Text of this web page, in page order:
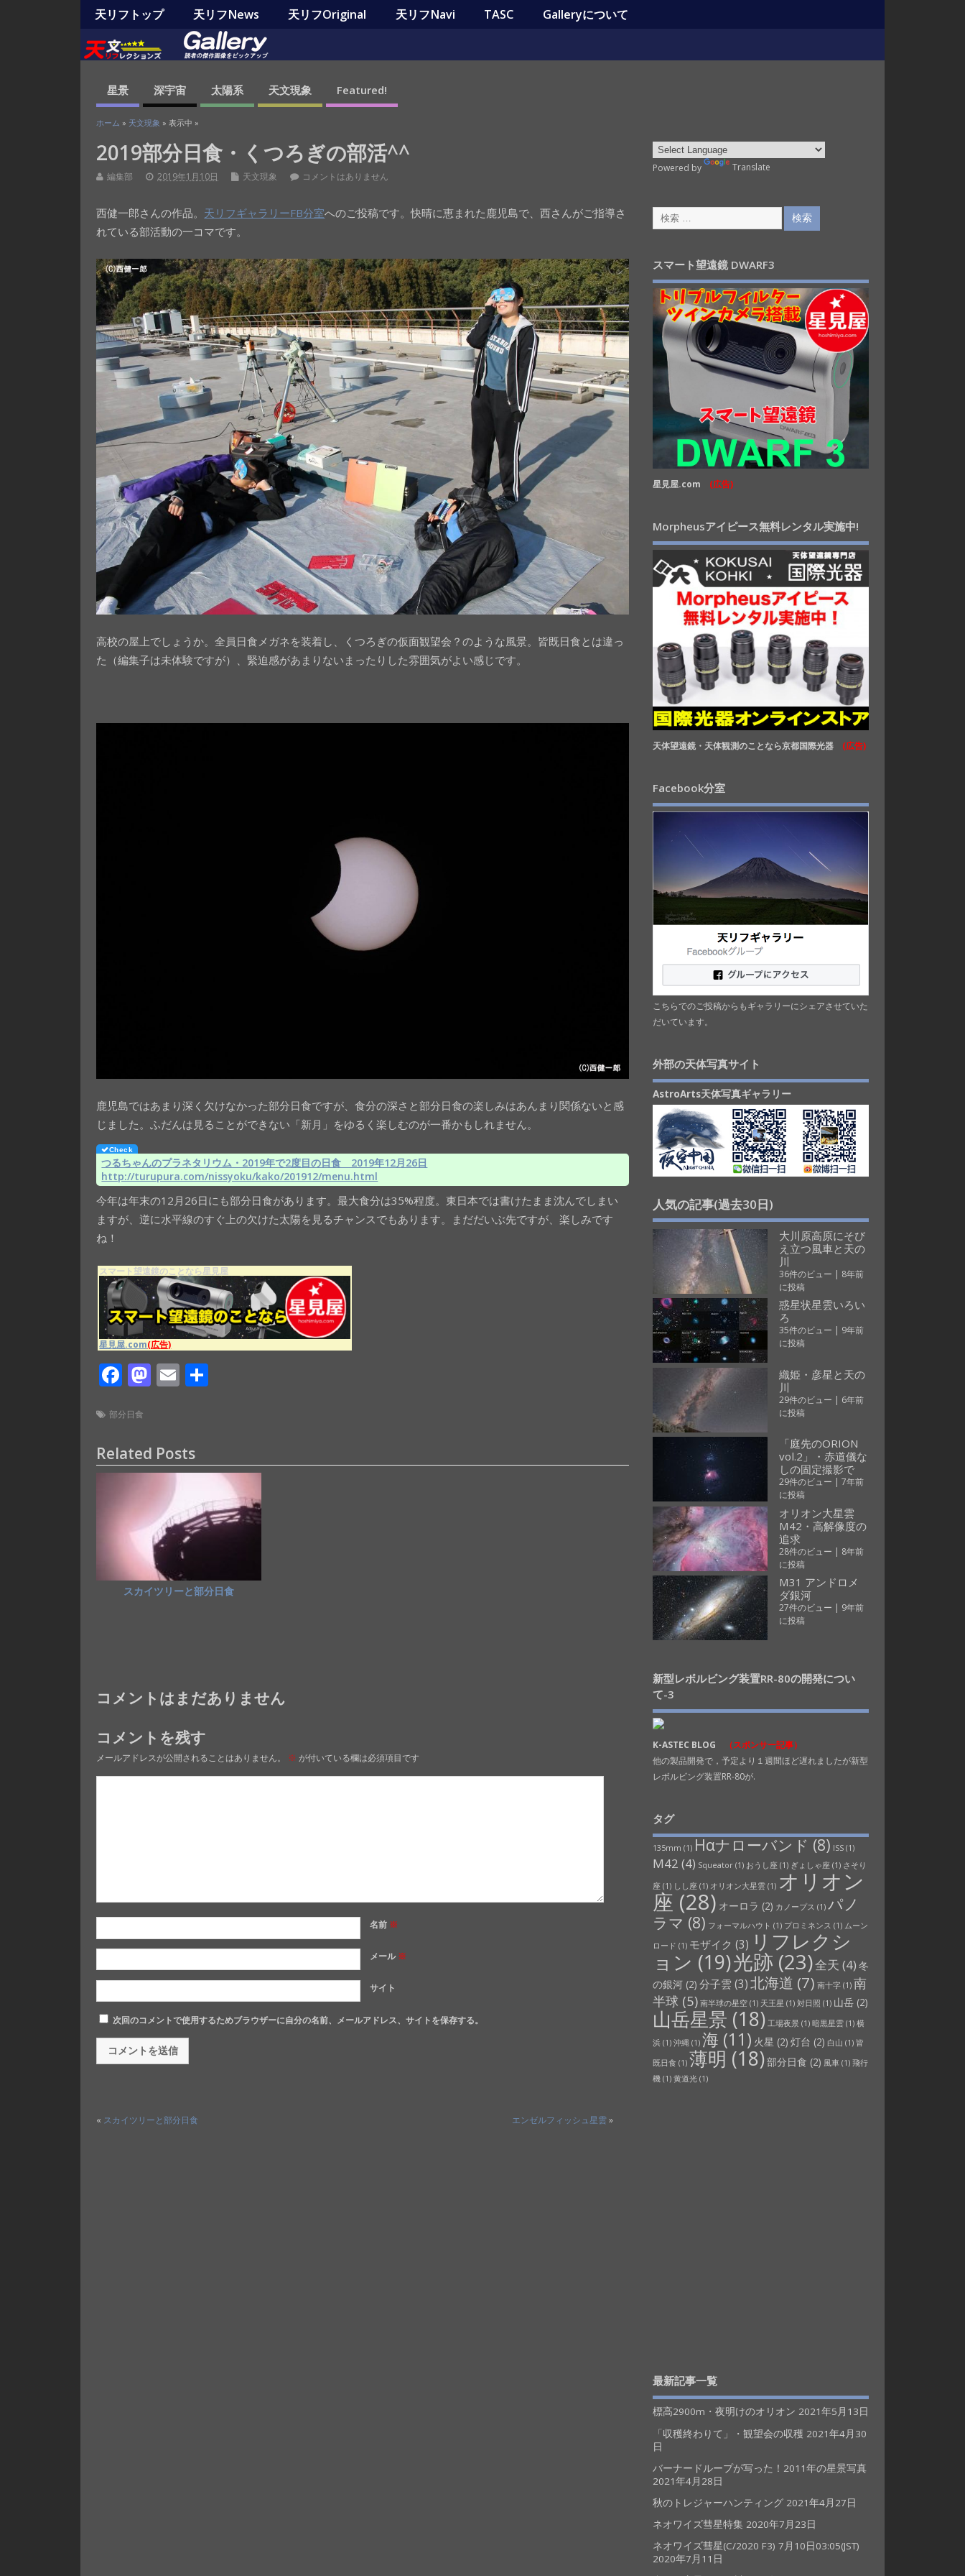
天リフトップ 天リフNews 天リフOriginal 天リフNavi TASC Galleryについて
星景 深宇宙 太陽系 天文現象 Featured!
ホーム » 天文現象 » 表示中 »
2019部分日食・くつろぎの部活^^
編集部 2019年1月10日 天文現象 コメントはありません
西健一郎さんの作品。 天リフギャラリーFB分室へのご投稿です。快晴に恵まれた鹿児島で、西さんがご指導さ
れている部活動の一コマです。
高校の屋上でしょうか。全員日食メガネを装着し、くつろぎの仮面観望会？のような風景。皆既日食とは違っ
た（編集子は未体験ですが）、緊迫感があまりないまったりした雰囲気がよい感じです。
鹿児島ではあまり深く欠けなかった部分日食ですが、食分の深さと部分日食の楽しみはあんまり関係ないと感
じました。ふだんは見ることができない「新月」をゆるく楽しむのが一番かもしれません。
つるちゃんのプラネタリウム・2019年で2度目の日食 2019年12月26日
http://turupura.com/nissyoku/kako/201912/menu.html
今年は年末の12月26日にも部分日食があります。最大食分は35%程度。東日本では書けたまま沈んでしまい
ますが、逆に水平線のすぐ上の欠けた太陽を見るチャンスでもあります。まだだいぶ先ですが、楽しみです
ね！
スマート望遠鏡のことなら星見屋
星見屋.com(広告)
F
e
b
o
o
k
M
d
o
E
l
部分日食
Related Posts
スカイツリーと部分日食
コメントはまだありません
コメントを残す
メールアドレスが公開されることはありません。 ※ が付いている欄は必須項目です
名前 ※
メール※
サイト
次回のコメントで使用するためブラウザーに自分の名前、メールアドレス、サイトを保存する。
« スカイツリーと部分日食 エンゼルフィッシュ星雲»
Powered by Translate
スマート望遠鏡 DWARF3
星見屋.com (広告)
Morpheusアイピース無料レンタル実施中!
天体望遠鏡・天体観測のことなら京都国際光器 (広告)
Facebook分室
こちらでのご投稿からもギャラリーにシェアさせていた
だいています。
外部の天体写真サイト
AstroArts天体写真ギャラリー
人気の記事(過去30日)
大川原高原にそび
え立つ風車と天の
川
36件のビュー | 8年前
に投稿
惑星状星雲いろい
ろ
35件のビュー | 9年前
に投稿
織姫・彦星と天の
川
29件のビュー | 6年前
に投稿
「庭先のORION
vol.2」・赤道儀な
しの固定撮影で
29件のビュー | 7年前
に投稿
オリオン大星雲
M42・高解像度の
追求
28件のビュー | 8年前
に投稿
M31 アンドロメ
ダ銀河
27件のビュー | 9年前
に投稿
新型レボルビング装置RR-80の開発につい
て-3
K-ASTEC BLOG
（スポンサー記事）
他の製品開発で，予定より１週間ほど遅れましたが新型
レボルビング装置RR-80が.
タグ
135mm (1) Hαナローバンド (8) ISS(1)
M42 (4) Squeator(1) おうし座 (1) ぎょしゃ座 (1) さそり
座 (1) しし座 (1) オリオン大星雲(1) オリオン
座 (28) オーロラ (2) カノープス (1) パノ
ラマ (8) フォーマルハウト (1) プロミネンス (1) ムーン
ロード (1) モザイク (3) リフレクシ
ョン (19)光跡 (23)全天 (4) 冬
の銀河(2) 分子雲 (3)北海道 (7) 南十字(1) 南
半球 (5) 南半球の星空(1) 天王星 (1) 対日照 (1) 山岳(2)
山岳星景 (18) 工場夜景(1) 暗黒星雲(1) 横
浜(1) 沖縄(1) 海 (11) 火星 (2) 灯台 (2) 白山 (1) 皆
既日食 (1) 薄明 (18)部分日食 (2) 風車(1) 飛行
機(1) 黄道光(1)
最新記事一覧
標高2900m・夜明けのオリオン 2021年5月13日
「収穫終わりて」・観望会の収穫 2021年4月30
日
バーナードループが写った！2011年の星景写真
2021年4月28日
秋のトレジャーハンティング 2021年4月27日
ネオワイズ彗星特集 2020年7月23日
ネオワイズ彗星(C/2020 F3) 7月10日03:05(JST)
2020年7月11日